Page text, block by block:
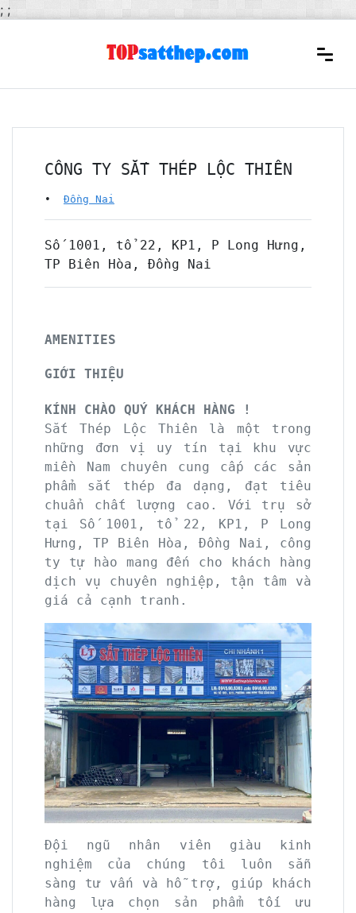
; ;
CÔNG TY SẮT THÉP LỘC THIÊN
• Đồng Nai
Số 1001, tổ 22, KP1, P Long Hưng,
TP Biên Hòa, Đồng Nai
AMENITIES
GIỚI THIỆU
KÍNH CHÀO QUÝ KHÁCH HÀNG !
Sắt Thép Lộc Thiên là một trong
những đơn vị uy tín tại khu vực
miền Nam chuyên cung cấp các sản
phẩm sắt thép đa dạng, đạt tiêu
chuẩn chất lượng cao. Với trụ sở
tại Số 1001, tổ 22, KP1, P Long
Hưng, TP Biên Hòa, Đồng Nai, công
ty tự hào mang đến cho khách hàng
dịch vụ chuyên nghiệp, tận tâm và
giá cả cạnh tranh.
Đội ngũ nhân viên giàu kinh
nghiệm của chúng tôi luôn sẵn
sàng tư vấn và hỗ trợ, giúp khách
hàng lựa chọn sản phẩm tối ưu